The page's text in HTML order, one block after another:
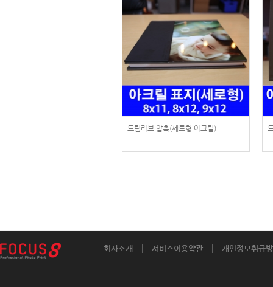
드림라보 압축(세로형 아크릴)
회사소개 서비스이용약관 개인정보취급